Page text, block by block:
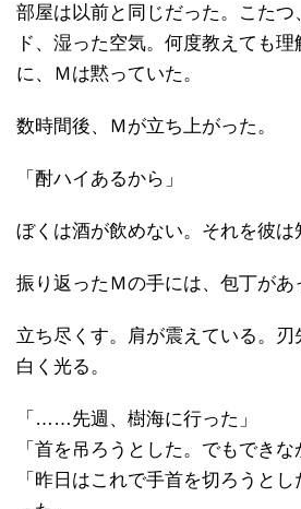
部屋は以前と同じだった。こたつ
ド、湿った空気。何度教えても
に、Ｍは黙っていた。
数時間後、Ｍが立ち上がった。
「酎ハイあるから」
ぼくは酒が飲めない。それを彼は
振り返ったＭの手には、包丁があ
立ち尽くす。肩が震えている。刃
白く光る。
「……先週、樹海に行った」
「首を吊ろうとした。でもできな
「昨日はこれで手首を切ろうと